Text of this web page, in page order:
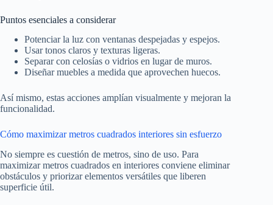
Puntos esenciales a considerar
Potenciar la luz con ventanas despejadas y espejos.
Usar tonos claros y texturas ligeras.
Separar con celosías o vidrios en lugar de muros.
Diseñar muebles a medida que aprovechen huecos.
Así mismo, estas acciones amplían visualmente y mejoran la
funcionalidad.
Cómo maximizar metros cuadrados interiores sin esfuerzo
No siempre es cuestión de metros, sino de uso. Para
maximizar metros cuadrados en interiores conviene eliminar
obstáculos y priorizar elementos versátiles que liberen
superficie útil.